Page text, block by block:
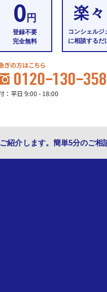
0 円
登録不要
完全無料
楽々
コンシェルジ
に相談するだ
紹介します。簡単5分のご